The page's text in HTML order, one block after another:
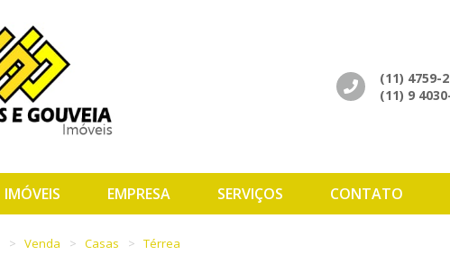
(11) 4759-
(11) 9
IMÓVEIS EMPRESA SERVIÇOS CONTATO
Venda Casas Térrea